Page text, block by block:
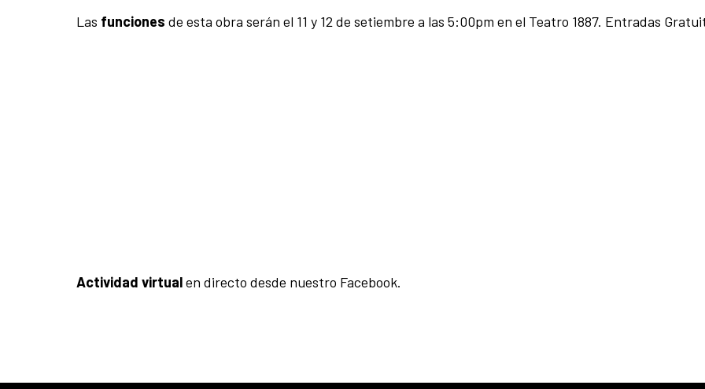
Las funciones de esta obra serán el 11 y 12 de setiembre a las 5:00pm en el Teatro 1887. Entradas
Actividad virtualen directo desde nuestro Facebook⁣.